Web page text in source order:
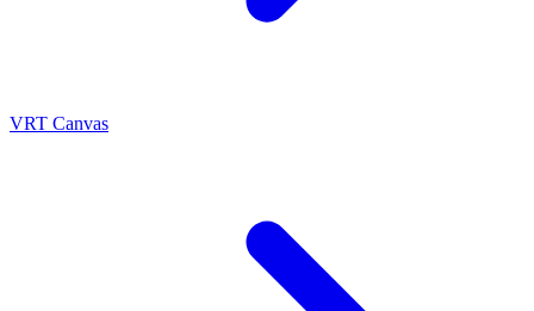
VRT Canvas